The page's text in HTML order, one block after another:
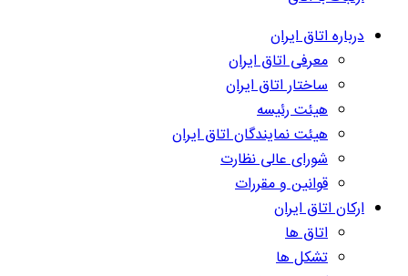
درباره اتاق ایران
معرفی اتاق ایران
ساختار اتاق ایران
هیئت رئیسه
هیئت نمایندگان اتاق ایران
شورای عالی نظارت
قوانین و مقررات
ارکان اتاق ایران
اتاق ها
تشکل ها